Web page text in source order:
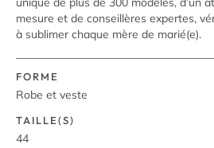
mesure et de conseillères expertes,
à sublimer chaque mère de marié(e).
FORME
Robe et veste
TAILLE(S)
44